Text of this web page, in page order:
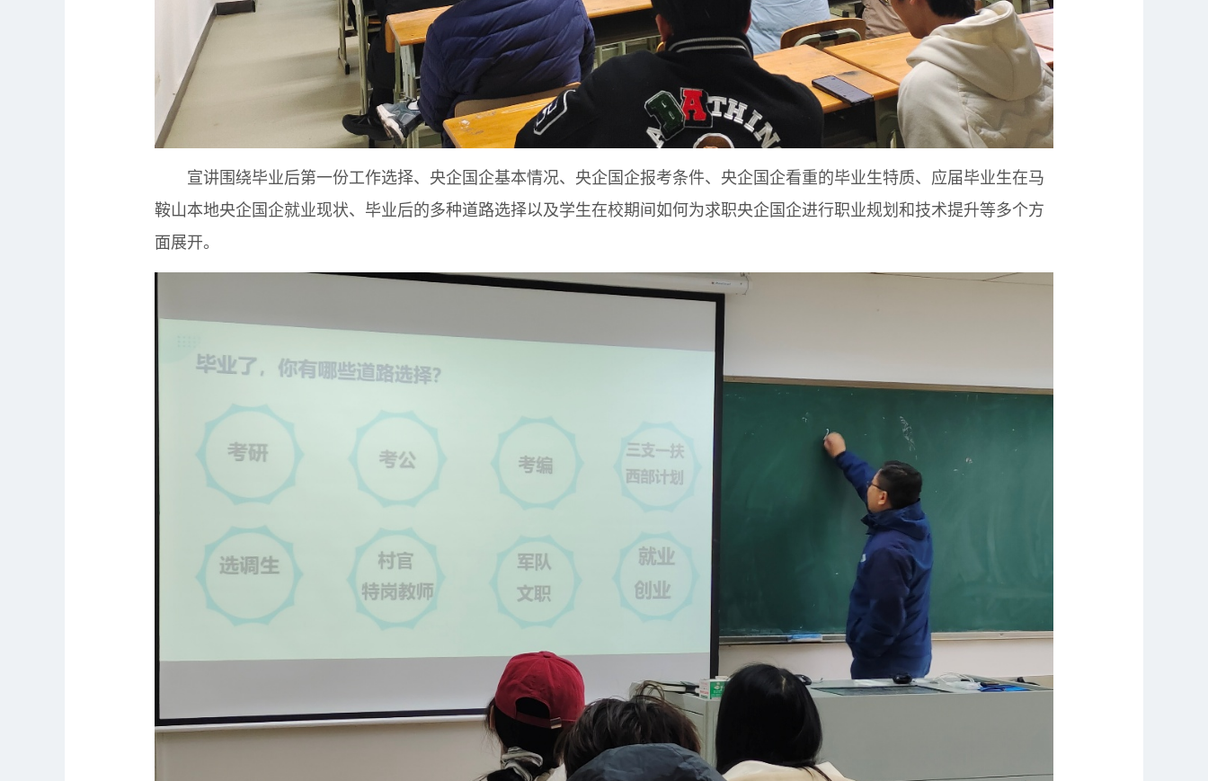
宣讲围绕毕业后第一份工作选择、央企国企基本情况、央企国企报考条件、央企国企看重的毕业生特质、应届毕业生在马
鞍山本地央企国企就业现状、毕业后的多种道路选择以及学生在校期间如何为求职央企国企进行职业规划和技术提升等多个方
面展开。